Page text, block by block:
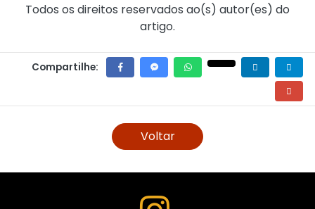
Todos os direitos reservados ao(s) autor(es) do
artigo.
Compartilhe:
Voltar